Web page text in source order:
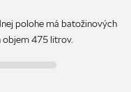
polohe má batožinových
objem 475 litrov.